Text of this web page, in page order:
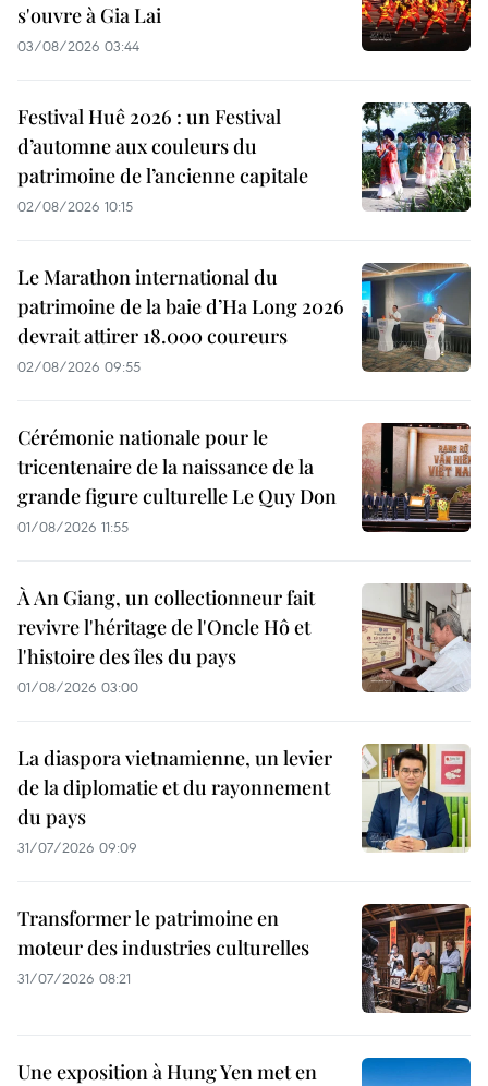
s'ouvre à Gia Lai
03/08/2026 03:44
Festival Huê 2026 : un Festival
d’automne aux couleurs du
patrimoine de l’ancienne capitale
02/08/2026 10:15
Le Marathon international du
patrimoine de la baie d’Ha Long 2026
devrait attirer 18.000 coureurs
02/08/2026 09:55
Cérémonie nationale pour le
tricentenaire de la naissance de la
grande figure culturelle Le Quy Don
01/08/2026 11:55
À An Giang, un collectionneur fait
revivre l'héritage de l'Oncle Hô et
l'histoire des îles du pays
01/08/2026 03:00
La diaspora vietnamienne, un levier
de la diplomatie et du rayonnement
du pays
31/07/2026 09:09
Transformer le patrimoine en
moteur des industries culturelles
31/07/2026 08:21
Une exposition à Hung Yen met en